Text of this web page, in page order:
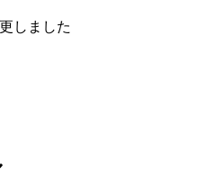
しました